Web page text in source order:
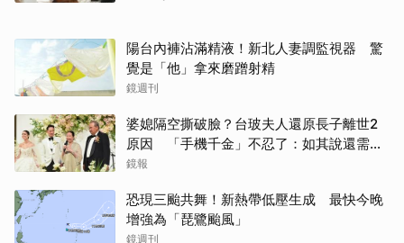
陽台內褲沾滿精液！新北人妻調監視器 驚
覺是「他」拿來磨蹭射精
鏡週刊
婆媳隔空撕破臉？台玻夫人還原長子離世2
原因 「手機千金」不忍了：如其說還需要
離開嗎？
鏡報
恐現三颱共舞！新熱帶低壓生成 最快今晚
增強為「琵鷺颱風」
鏡週刊